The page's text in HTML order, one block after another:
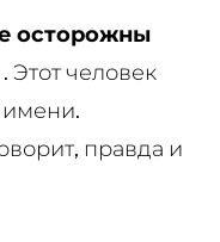
осторожны
. Этот человек
имени.
правда и